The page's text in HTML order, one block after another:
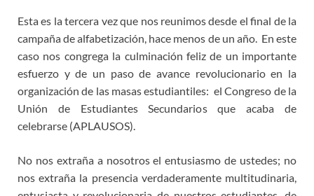
Esta es la tercera vez que nos reunimos desde el final de la
campaña de alfabetización, hace menos de un año. En este
caso nos congrega la culminación feliz de un importante
esfuerzo y de un paso de avance revolucionario en la
organización de las masas estudiantiles: el Congreso de la
Unión de Estudiantes Secundarios que acaba de
celebrarse (APLAUSOS).
No nos extraña a nosotros el entusiasmo de ustedes; no
nos extraña la presencia verdaderamente multitudinaria,